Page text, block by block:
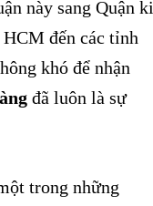
này sang Quận
đến các tỉnh
khó để nhận
đã luôn là sự
trong những